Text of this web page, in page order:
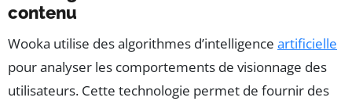
contenu
Wooka utilise des algorithmes d’intelligence artificielle
pour analyser les comportements de visionnage des
utilisateurs. Cette technologie permet de fournir des